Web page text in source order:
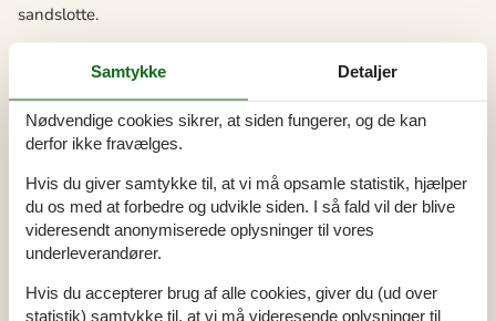
sandslotte.
spændende seværdigheder i nærheden af Bulbjerg. I kan for
eksempel besøge Bulbjerg Bunkermuseum, hvor I kan lære
mere om Danmarks historie under 2. verdenskrig. Der er også
smukke uberørte natur på nærmeste hold. Alt i alt er der
rigelig med aktiviteter og oplevelser, som vil gøre jeres
sommerhusferie i Bulbjerg til noget helt specielt.
Her er et udvalg af de spændende oplevelser, der venter jer:
Samtykke Detaljer
Nødvendige cookies sikrer, at siden fungerer, og de kan
derfor ikke fravælges.
Hvis du giver samtykke til, at vi må opsamle statistik, hjælper
du os med at forbedre og udvikle siden. I så fald vil der blive
videresendt anonymiserede oplysninger til vores
underleverandører.
Hvis du accepterer brug af alle cookies, giver du (ud over
statistik) samtykke til, at vi må videresende oplysninger til